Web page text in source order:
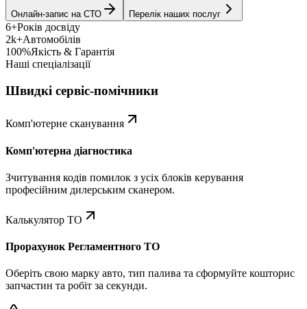
Онлайн-запис на СТО Перелік наших послуг
6+Років досвіду
2k+Автомобілів
100%Якість & Гарантія
Наші спеціалізації
Швидкі сервіс-помічники
Комп'ютерне сканування
Комп'ютерна діагностика
Зчитування кодів помилок з усіх блоків керування
професійним дилерським сканером.
Калькулятор ТО
Прорахунок Регламентного ТО
Оберіть свою марку авто, тип палива та сформуйте кошторис
запчастин та робіт за секунди.